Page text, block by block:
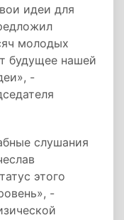
идеи для
молодых
будущее нашей
-
слушания
этого
-